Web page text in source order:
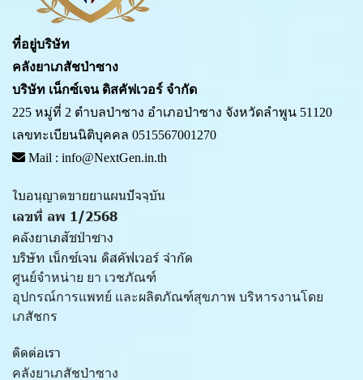
ที่อยู่บริษัท
คลังยาเภสัชป่าซาง
บริษัท เน็กซ์เจน ดิสคัฟเวอร์ จำกัด
225 หมู่ที่ 2 ตำบลป่าซาง อำเภอป่าซาง จังหวัดลำพูน 51120
เลขทะเบียนนิติบุคคล 0515567001270
Mail : info@NextGen.in.th
ใบอนุญาตขายยาแผนปัจจุบัน
เลขที่ ลพ 1/2568
คลังยาเภสัชป่าซาง
บริษัท เน็กซ์เจน ดิสคัฟเวอร์ จำกัด
ศูนย์จำหน่าย ยา เวชภัณฑ์
อุปกรณ์การแพทย์ และผลิตภัณฑ์สุขภาพ บริหารงานโดย
เภสัชกร
ติดต่อเรา
คลังยาเภสัชป่าซาง